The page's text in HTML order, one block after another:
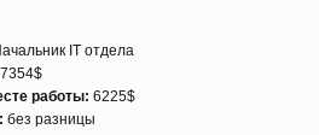
IT отдела
работы: 6225$
без разницы